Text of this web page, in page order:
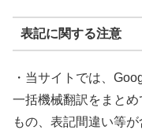
表記に関する注意
・当サイトでは、
一括機械翻訳をまと
もの、表記間違い等